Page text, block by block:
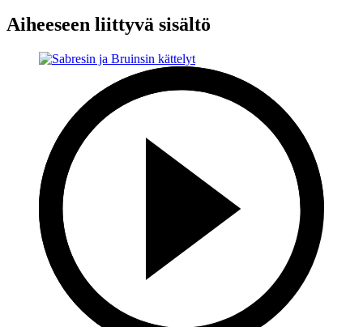
Aiheeseen liittyvä sisältö